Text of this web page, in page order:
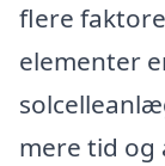
flere
elementer
mere tid og